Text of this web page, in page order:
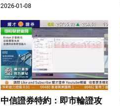
2026-01-08
中信證券特約：即市輪證攻